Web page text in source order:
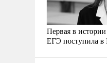
Первая в
ЕГЭ поступила